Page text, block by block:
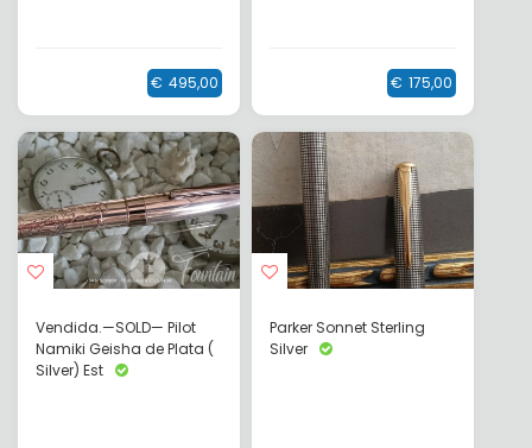
€ 495,00 € 175,00
Vendida.—SOLD— Pilot
Namiki Geisha de Plata (
Silver) Est
Parker Sonnet Sterling
Silver